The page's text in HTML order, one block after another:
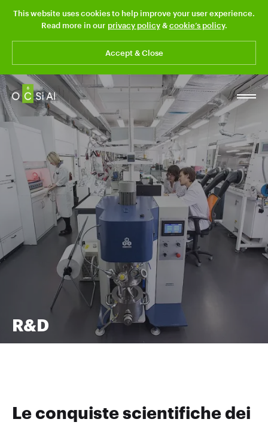
This website uses cookies to help improve your user experience.
Read more in our privacy policy&cookie’s policy.
Accept & Close
R&D
Le conquiste scientifiche dei